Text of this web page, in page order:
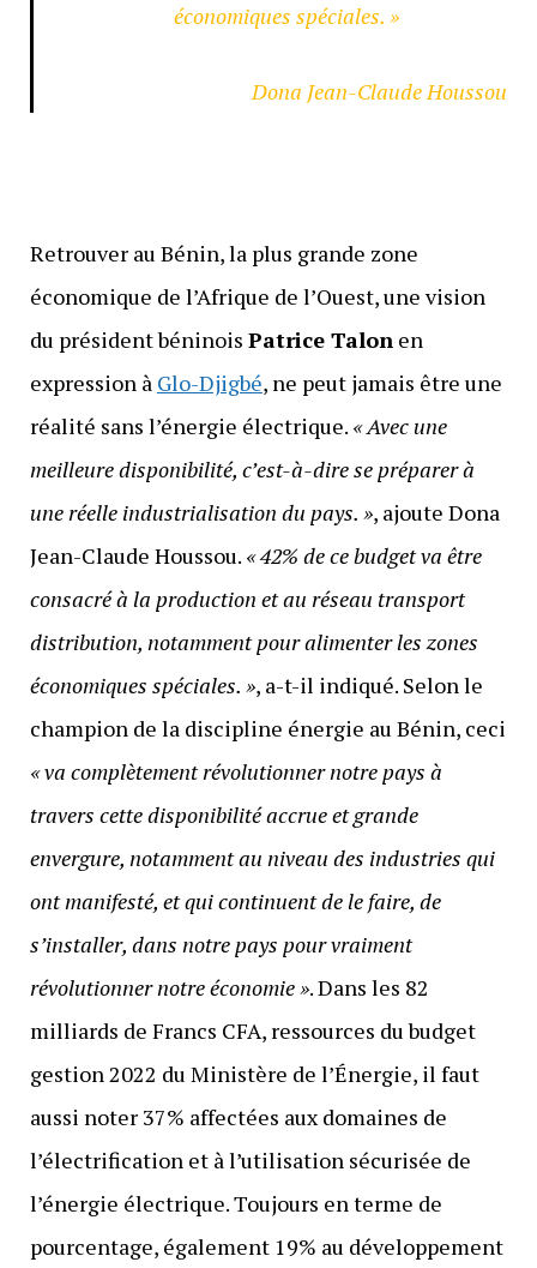
économiques spéciales. »
Dona Jean-Claude Houssou
Retrouver au Bénin, la plus grande zone
économique de l’Afrique de l’Ouest, une vision
du président béninois Patrice Talon en
expression à Glo-Djigbé, ne peut jamais être une
réalité sans l’énergie électrique. « Avec une
meilleure disponibilité, c’est-à-dire se préparer à
une réelle industrialisation du pays. », ajoute Dona
Jean-Claude Houssou. « 42% de ce budget va être
consacré à la production et au réseau transport
distribution, notamment pour alimenter les zones
économiques spéciales. », a-t-il indiqué. Selon le
champion de la discipline énergie au Bénin, ceci
« va complètement révolutionner notre pays à
travers cette disponibilité accrue et grande
envergure, notamment au niveau des industries qui
ont manifesté, et qui continuent de le faire, de
s’installer, dans notre pays pour vraiment
révolutionner notre économie ». Dans les 82
milliards de Francs CFA, ressources du budget
gestion 2022 du Ministère de l’Énergie, il faut
aussi noter 37% affectées aux domaines de
l’électrification et à l’utilisation sécurisée de
l’énergie électrique. Toujours en terme de
pourcentage, également 19% au développement